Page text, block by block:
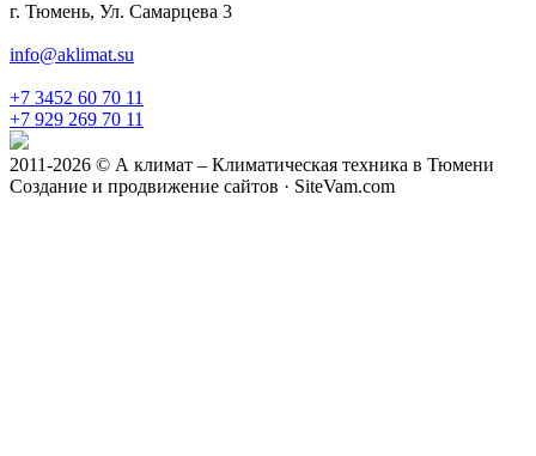
г. Тюмень, Ул. Самарцева 3
info@aklimat.su
+7 3452 60 70 11
+7 929 269 70 11
2011-2026 © А климат – Климатическая техника в Тюмени
Создание и продвижение сайтов · SiteVam.com